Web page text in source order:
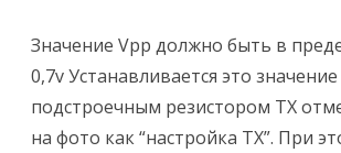
Значение Vpp должно быть в
0,7v Устанавливается это значение
подстроечным резистором TX
на фото как “настройка TX”. При